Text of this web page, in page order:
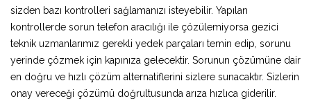
sizden bazı kontrolleri sağlamanızı isteyebilir. Yapılan
kontrollerde sorun telefon aracılığı ile çözülemiyorsa gezici
teknik uzmanlarımız gerekli yedek parçaları temin edip, sorunu
yerinde çözmek için kapınıza gelecektir. Sorunun çözümüne dair
en doğru ve hızlı çözüm alternatiflerini sizlere sunacaktır. Sizlerin
onay vereceği çözümü doğrultusunda arıza hızlıca giderilir.